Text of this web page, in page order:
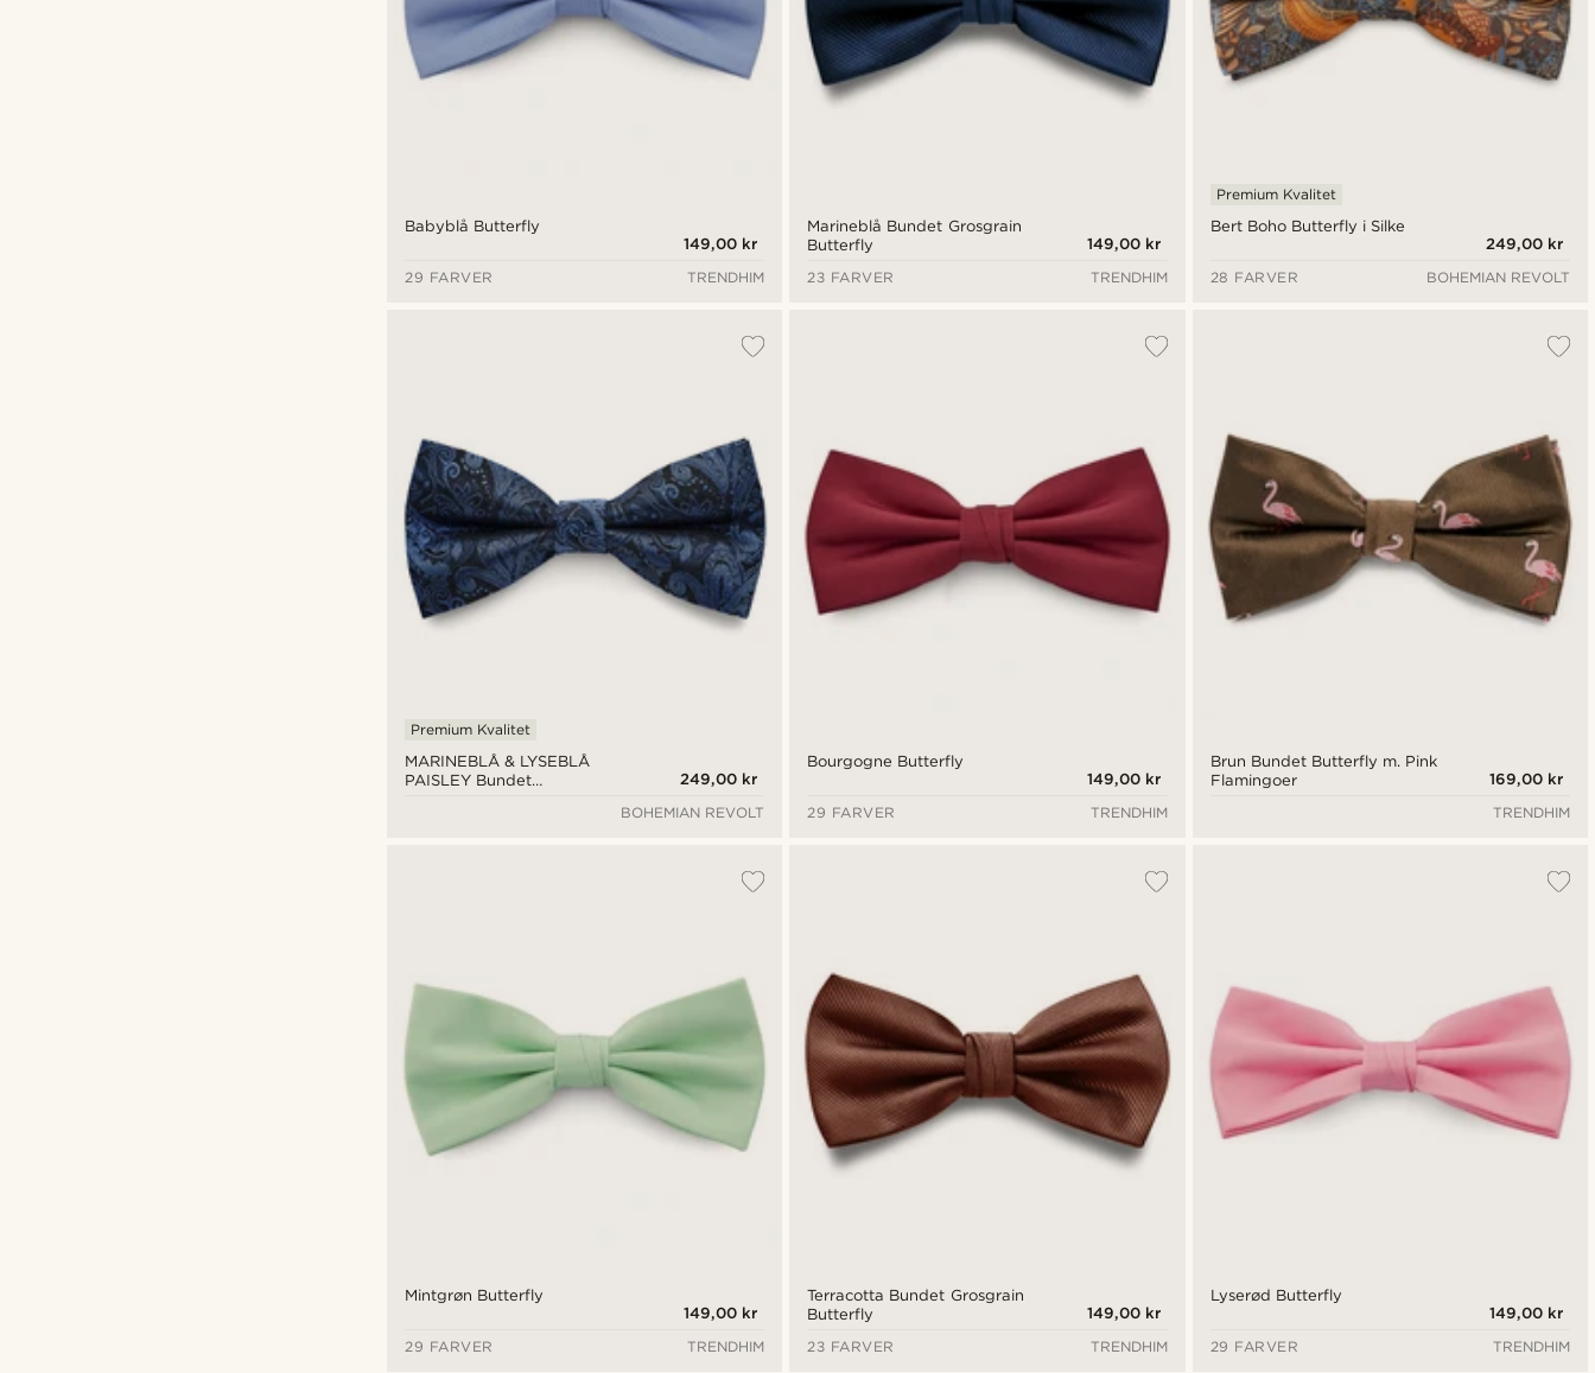
Babyblå Butterfly
149,00 kr
29 FARVER
TRENDHIM
Marineblå Bundet Grosgrain
Butterfly
149,00 kr
23 FARVER
TRENDHIM
Bert Boho Butterfly i Silke
Premium Kvalitet
249,00 kr
28 FARVER
BOHEMIAN REVOLT
MARINEBLÅ & LYSEBLÅ
PAISLEY Bundet
Premium Kvalitet
249,00 kr
BOHEMIAN REVOLT
Bourgogne Butterfly
149,00 kr
29 FARVER
TRENDHIM
Brun Bundet Butterfly m. Pink
Flamingoer
169,00 kr
TRENDHIM
Mintgrøn Butterfly
149,00 kr
29 FARVER
TRENDHIM
Terracotta Bundet Grosgrain
Butterfly
149,00 kr
23 FARVER
TRENDHIM
Lyserød Butterfly
149,00 kr
29 FARVER
TRENDHIM